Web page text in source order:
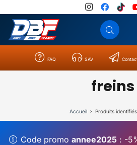
FAQ SAV
freins
Accueil Produits
Code promo annee2025: -
Catégories Résultats